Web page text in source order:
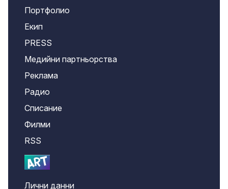
Портфолио
Екип
PRESS
Медийни партньорства
Реклама
Радио
Списание
Филми
RSS
Лични данни